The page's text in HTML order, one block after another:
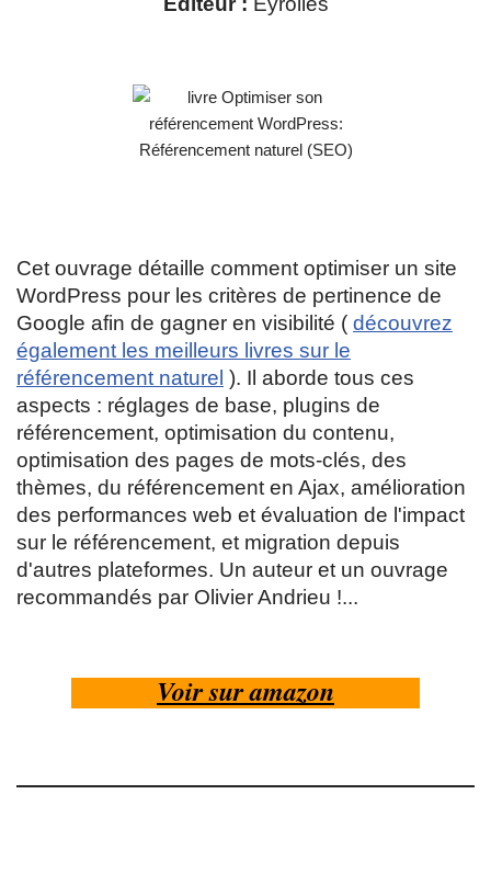
Cet ouvrage détaille comment optimiser un site
WordPress pour les critères de pertinence de
Google afin de gagner en visibilité ( découvrez
également les meilleurs livres sur le
référencement naturel ). Il aborde tous ces
aspects : réglages de base, plugins de
référencement, optimisation du contenu,
optimisation des pages de mots-clés, des
thèmes, du référencement en Ajax, amélioration
des performances web et évaluation de l'impact
sur le référencement, et migration depuis
d'autres plateformes. Un auteur et un ouvrage
recommandés par Olivier Andrieu !...
Voir sur amazon